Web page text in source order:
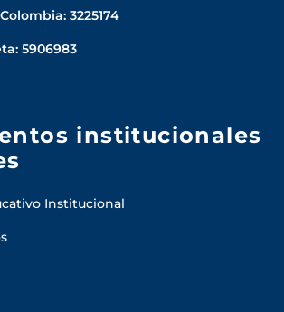
3225174
5906983
institucionales
Institucional